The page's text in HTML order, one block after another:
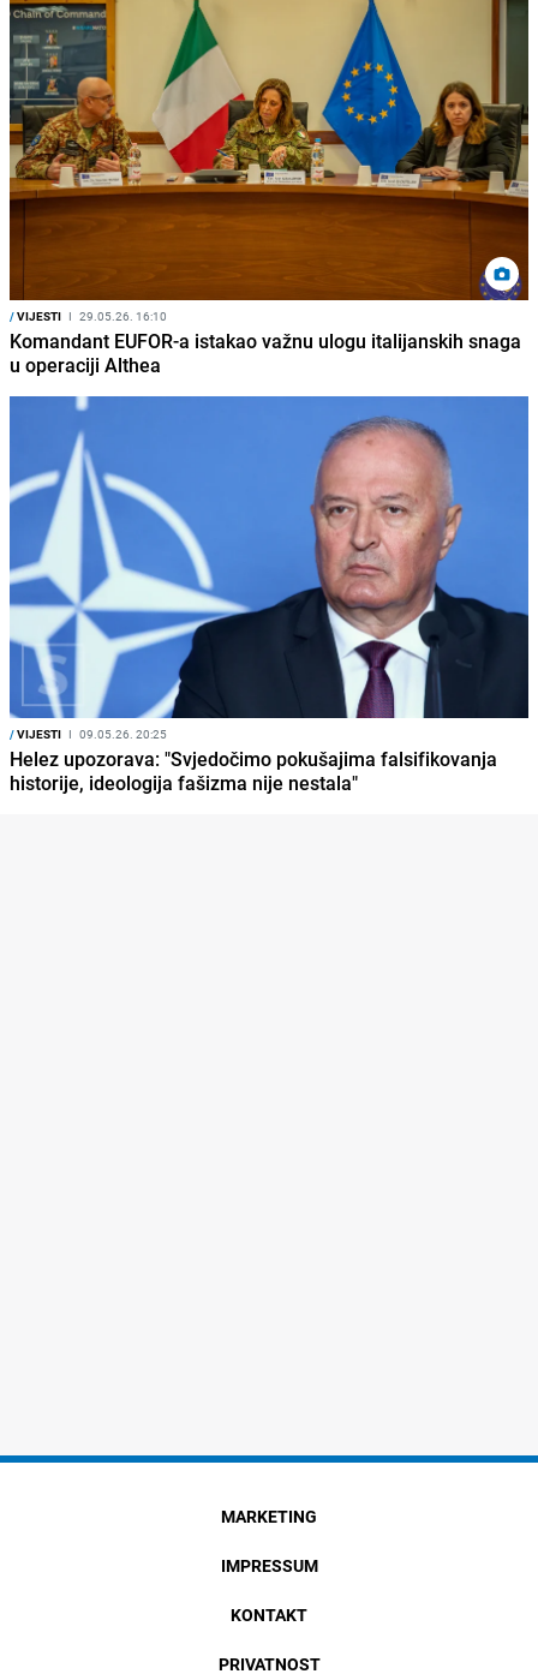
/VIJESTI I 29.05.26. 16:10
Komandant EUFOR-a istakao važnu ulogu italijanskih snaga
u operaciji Althea
/VIJESTI I 09.05.26. 20:25
Helez upozorava: "Svjedočimo pokušajima falsifikovanja
historije, ideologija fašizma nije nestala"
MARKETING
IMPRESSUM
KONTAKT
PRIVATNOST